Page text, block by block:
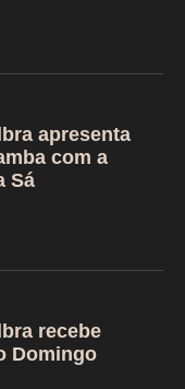
apresenta
com a
Sá
recebe
Domingo